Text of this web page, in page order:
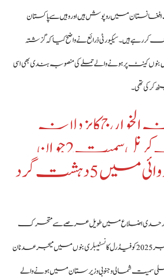
میں روپوش ہیں اور وہیں سے پاکستان
ہیں۔ سیکیورٹی ذرائع نے واضح کیا کہ گزشتہ
پر ہونے والے حملے کی منصوبہ بندی بھی اسی
کی تھی۔
کا بزدلانہ
حملہ: لیفٹیننٹ کرنل سمیت 2 جوان
شہید، جوابی کارروائی میں 5 دہشت گرد
سرحدی اضلاع میں طویل عرصے سے متحرک
ہے۔ سیکیورٹی ذرائع کے مطابق، 2 ستمبر 2025 کو فیڈرل کانسٹیبلری بنوں میں میجر عدنان
سمیت شمالی و جنوبی وزیرستان میں ہونے والے